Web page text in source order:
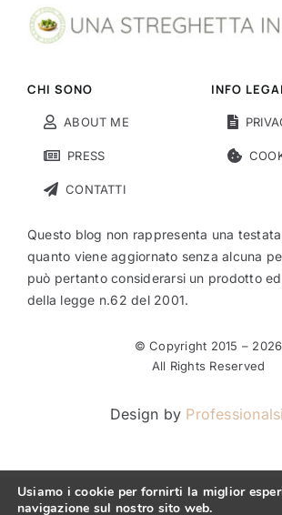
CHI SONO
ABOUT ME
PRESS
CONTATTI
INFO
Questo blog non rappresenta una
quanto viene aggiornato senza alcuna
può pertanto considerarsi un prodotto
della legge n.62 del 2001.
© Copyright 2015 – 2026
All Rights Reserved
Design by
Usiamo i cookie per fornirti la miglior
navigazione sul nostro sito web.